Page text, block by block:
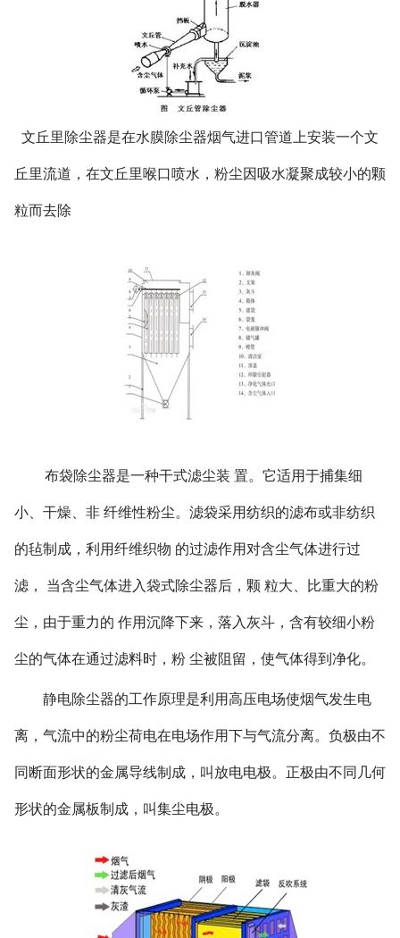
文丘里除尘器是在水膜除尘器烟气进口管道上安装一个文
丘里流道，在文丘里喉口喷水，粉尘因吸水凝聚成较小的颗
粒而去除
布袋除尘器是一种干式滤尘装 置。它适用于捕集细
小、干燥、非 纤维性粉尘。滤袋采用纺织的滤布或非纺织
的毡制成，利用纤维织物 的过滤作用对含尘气体进行过
滤， 当含尘气体进入袋式除尘器后，颗 粒大、比重大的粉
尘，由于重力的 作用沉降下来，落入灰斗，含有较细小粉
尘的气体在通过滤料时，粉 尘被阻留，使气体得到净化。
静电除尘器的工作原理是利用高压电场使烟气发生电
离，气流中的粉尘荷电在电场作用下与气流分离。负极由不
同断面形状的金属导线制成，叫放电电极。正极由不同几何
形状的金属板制成，叫集尘电极。